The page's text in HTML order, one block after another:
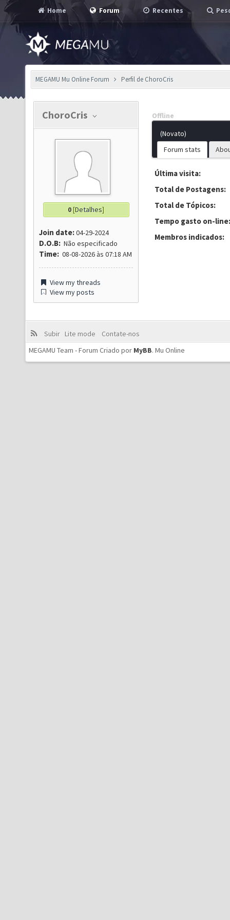
Home Forum Recentes
MEGAMU Mu Online Forum Perfil de ChoroCris
ChoroCris
0[Detalhes]
Join date:04-29-2024
D.O.B: Não especificado
Time: 08-08-2026 às 07:18 AM
View my threads
View my posts
Offline
(Novato)
Forum stats
Última visita:
Total de Postagens:
Total de Tópicos:
Tempo gasto on-line:
Membros indicados:
Subir Lite mode
Contate-nos
MEGAMU Team - Forum Criado por MyBB. Mu Online